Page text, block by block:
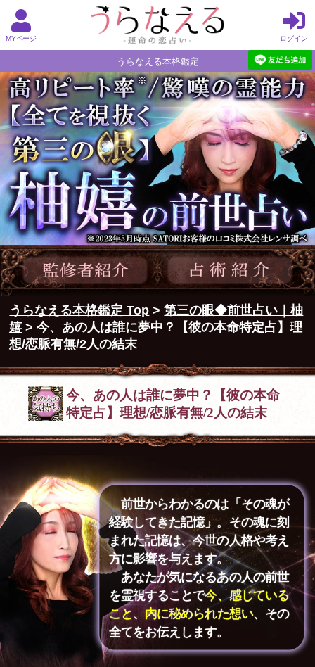
MYページ ログイン
うらなえる本格鑑定
うらなえる本格鑑定 Top >第三の眼◆前世占い｜柚
嬉> 今、あの人は誰に夢中？【彼の本命特定占】理
想/恋脈有無/2人の結末
今、あの人は誰に夢中？【彼の本命
特定占】理想/恋脈有無/2人の結末
前世からわかるのは「その魂が
経験してきた記憶」。その魂に刻
まれた記憶は、今世の人格や考え
方に影響を与えます。
あなたが気になるあの人の前世
を霊視することで今、感じている
こと、内に秘められた想い、その
全てをお伝えします。